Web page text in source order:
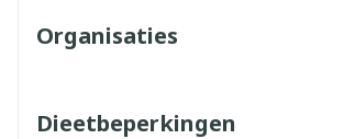
Organisaties
Dieetbeperkingen